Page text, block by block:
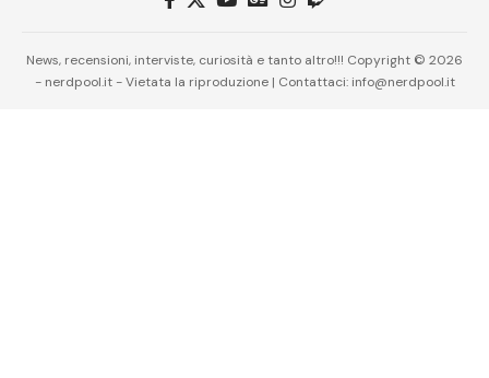
News, recensioni, interviste, curiosità e tanto altro!!! Copyright © 2026
- nerdpool.it - Vietata la riproduzione | Contattaci: info@nerdpool.it